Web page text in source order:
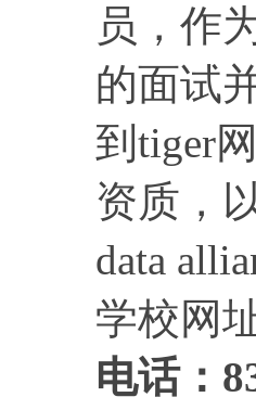
员，作
的面试
到tiger
资质，
data
学校网
电话：